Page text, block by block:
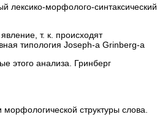
лексико-морфолого-синтаксический
т. к. происходят
типология Joseph-a Grinberg-a
этого анализа. Гринберг
структуры слова.